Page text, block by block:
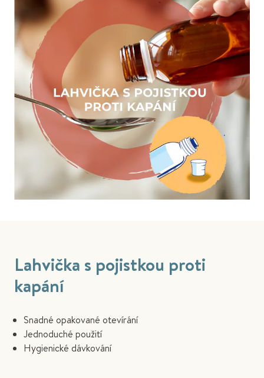
Lahvička s pojistkou proti
kapání
Snadné opakované otevírání
Jednoduché použití
Hygienické dávkování